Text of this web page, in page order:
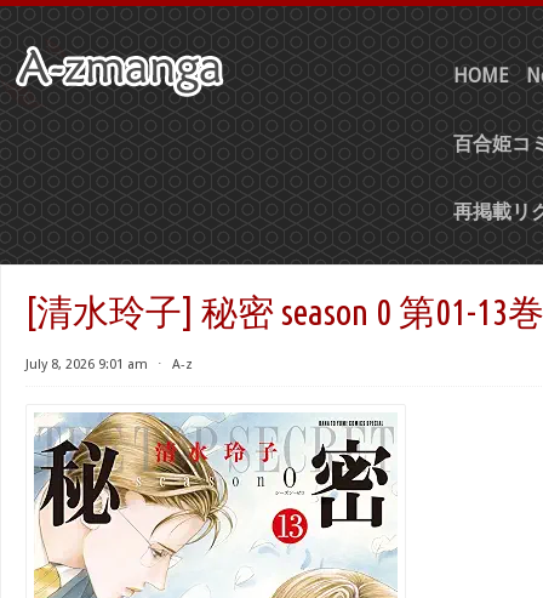
HOME
百合姫コ
再掲載リ
[清水玲子] 秘密 season 0 第01-13巻
July 8, 2026 9:01 am ⋅ A-z